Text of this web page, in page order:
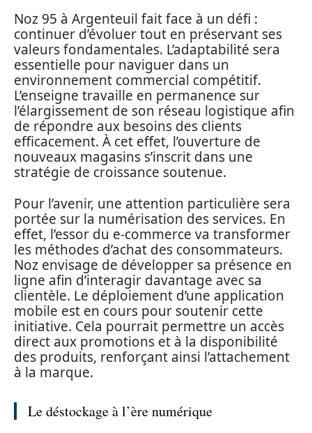
Noz 95 à Argenteuil fait face à un défi :
continuer d’évoluer tout en préservant ses
valeurs fondamentales. L’adaptabilité sera
essentielle pour naviguer dans un
environnement commercial compétitif.
L’enseigne travaille en permanence sur
l’élargissement de son réseau logistique afin
de répondre aux besoins des clients
efficacement. À cet effet, l’ouverture de
nouveaux magasins s’inscrit dans une
stratégie de croissance soutenue.
Pour l’avenir, une attention particulière sera
portée sur la numérisation des services. En
effet, l’essor du e-commerce va transformer
les méthodes d’achat des consommateurs.
Noz envisage de développer sa présence en
ligne afin d’interagir davantage avec sa
clientèle. Le déploiement d’une application
mobile est en cours pour soutenir cette
initiative. Cela pourrait permettre un accès
direct aux promotions et à la disponibilité
des produits, renforçant ainsi l’attachement
à la marque.
Le déstockage à l’ère numérique